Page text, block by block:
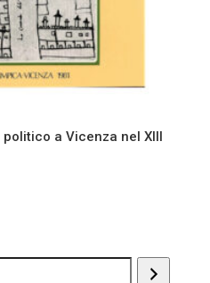
a Vicenza nel XIII